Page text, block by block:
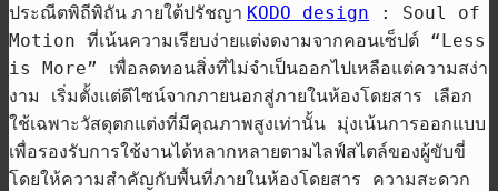
ประณีตพิถีพิถัน ภายใต้ปรัชญา KODO design : Soul of
Motion ที่เน้นความเรียบง่ายแต่งดงามจากคอนเซ็ปต์ “Less
is More” เพื่อลดทอนสิ่งที่ไม่จำเป็นออกไปเหลือแต่ความสง่า
งาม เริ่มตั้งแต่ดีไซน์จากภายนอกสู่ภายในห้องโดยสาร เลือก
ใช้เฉพาะวัสดุตกแต่งที่มีคุณภาพสูงเท่านั้น มุ่งเน้นการออกแบบ
เพื่อรองรับการใช้งานได้หลากหลายตามไลฟ์สไตล์ของผู้ขับขี่
โดยให้ความสำคัญกับพื้นที่ภายในห้องโดยสาร ความสะดวก